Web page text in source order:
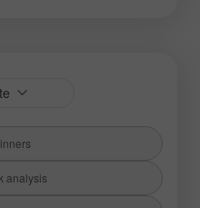
analysis